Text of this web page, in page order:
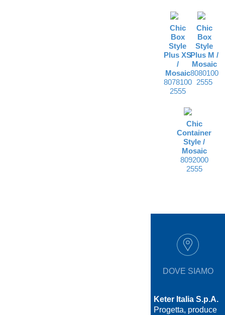
Chic
Box
Style
Plus XS
/
Mosaic
8078100
2555
Chic
Box
Style
Plus M /
Mosaic
8080100
2555
Chic
Container
Style /
Mosaic
8092000
2555
DOVE SIAMO
Keter Italia S.p.A.
Progetta, produce